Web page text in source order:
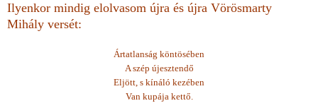
Ilyenkor mindig elolvasom újra és újra Vörösmarty
Mihály versét:
Ártatlanság köntösében
A szép újesztendő
Eljött, s kínáló kezében
Van kupája kettő.